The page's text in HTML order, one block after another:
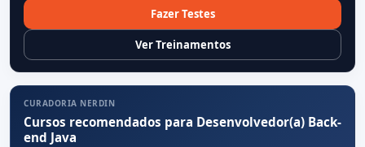
Fazer Testes
Ver Treinamentos
CURADORIA NERDIN
Cursos recomendados para Desenvolvedor(a) Back-
end Java